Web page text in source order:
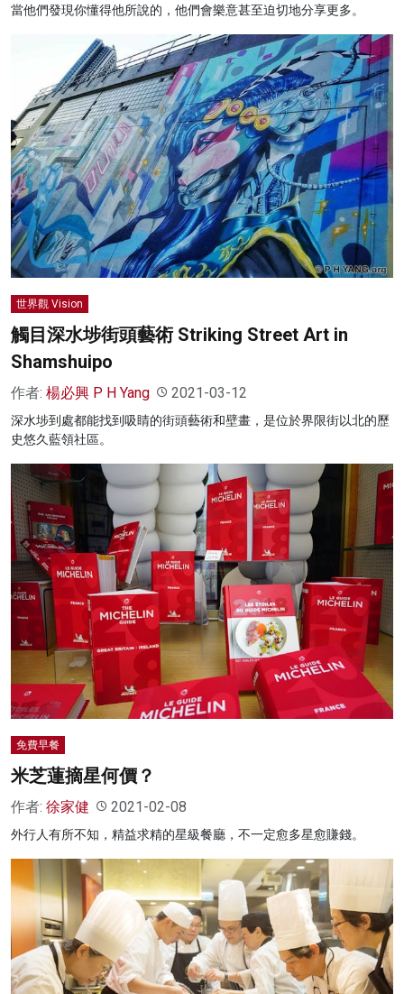
當他們發現你懂得他所說的，他們會樂意甚至迫切地分享更多。
世界觀 Vision
觸目深水埗街頭藝術 Striking Street Art in
Shamshuipo
作者: 楊必興 P H Yang 2021-03-12
深水埗到處都能找到吸睛的街頭藝術和壁畫，是位於界限街以北的歷
史悠久藍領社區。
免費早餐
米芝蓮摘星何價？
作者: 徐家健 2021-02-08
外行人有所不知，精益求精的星級餐廳，不一定愈多星愈賺錢。